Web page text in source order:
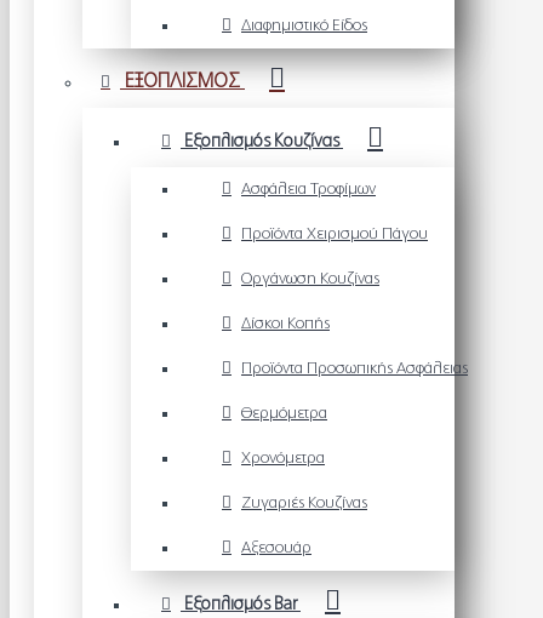
Διαφημιστικό Είδος
ΕΞΟΠΛΙΣΜΟΣ
Εξοπλισμός Κουζίνας
Ασφάλεια Τροφίμων
Προϊόντα Χειρισμού Πάγου
Οργάνωση Κουζίνας
Δίσκοι Κοπής
Προϊόντα Προσωπικής Ασφάλειας
Θερμόμετρα
Χρονόμετρα
Ζυγαριές Κουζίνας
Αξεσουάρ
Εξοπλισμός Bar